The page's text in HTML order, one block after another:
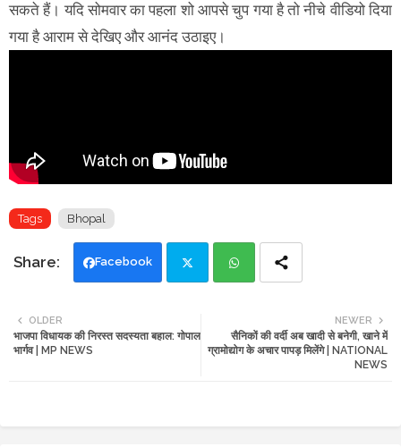
सकते हैं। यदि सोमवार का पहला शो आपसे चुप गया है तो नीचे वीडियो दिया
गया है आराम से देखिए और आनंद उठाइए।
Tags Bhopal
Facebook
tte ats
NEWER
सैनिकों की वर्दी अब खादी से बनेगी, खाने में
ग्रामोद्योग के अचार पापड़ मिलेंगे | NATIONAL
NEWS
OLDER
भाजपा विधायक की निरस्त सदस्यता बहाल: गोपाल
भार्गव | MP NEWS